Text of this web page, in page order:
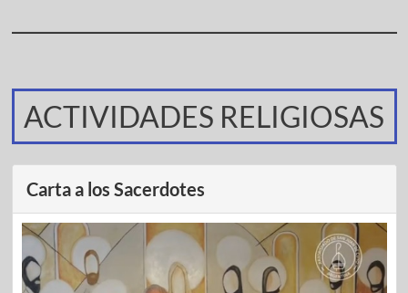
ACTIVIDADES RELIGIOSAS
Carta a los Sacerdotes